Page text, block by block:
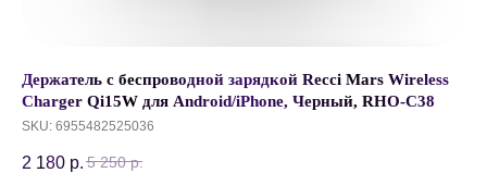
Держатель с беспроводной зарядкой Recci Mars Wireless
Charger Qi15W для Android/iPhone, Черный, RHO-C38
SKU: 6955482525036
2 180 р. 5 250 р.